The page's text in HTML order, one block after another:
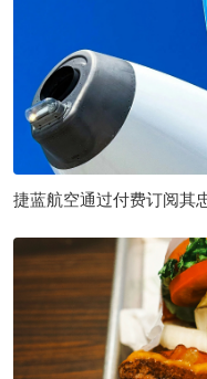
捷蓝航空通过付费订阅其